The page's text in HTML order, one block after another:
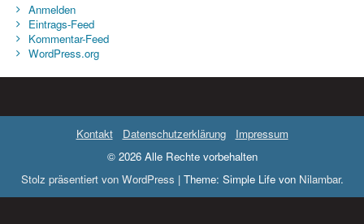
Anmelden
Eintrags-Feed
Kommentar-Feed
WordPress.org
Kontakt Datenschutzerklärung
Impressum
© 2026 Alle Rechte vorbehalten
Stolz präsentiert von WordPress | Theme: Simple Life von Nilambar.